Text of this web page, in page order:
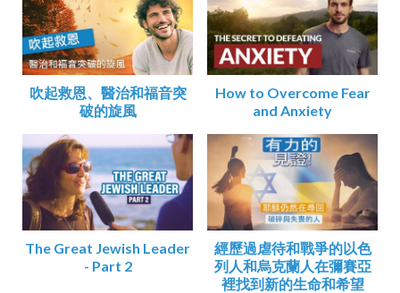
吹起救恩、醫治和福音突
破的旋風
How to Overcome Fear
and Anxiety
The Great Jewish Leader
- Part 2
經歷過虐待和戰爭的以色
列人和烏克蘭人在彌賽亞
裡找到新的生命和希望